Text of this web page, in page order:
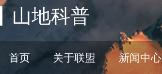
山地科普
首页 关于联盟 新闻中心